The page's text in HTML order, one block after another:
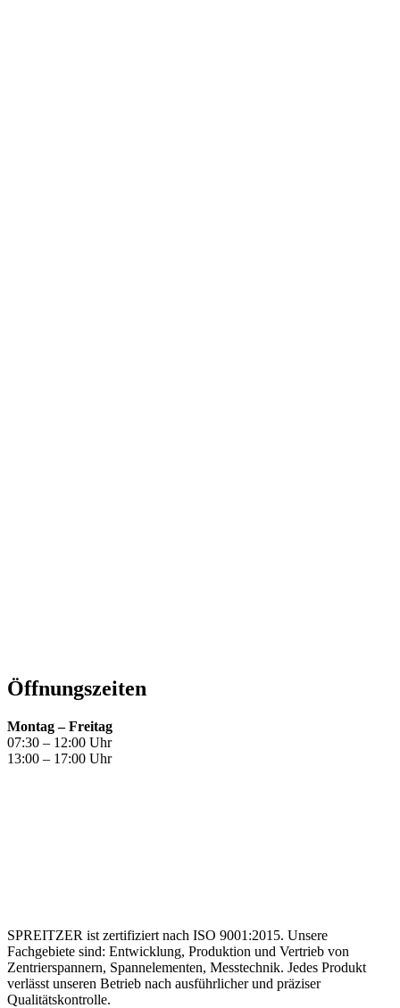
Öffnungszeiten
Montag – Freitag
07:30 – 12:00 Uhr
13:00 – 17:00 Uhr
SPREITZER ist zertifiziert nach ISO 9001:2015. Unsere
Fachgebiete sind: Entwicklung, Produktion und Vertrieb von
Zentrierspannern, Spannelementen, Messtechnik. Jedes Produkt
verlässt unseren Betrieb nach ausführlicher und präziser
Qualitätskontrolle.